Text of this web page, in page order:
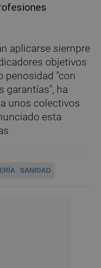
aplicarse siempre
objetivos
penosidad "con
garantías", ha
unos colectivos
esta
SANIDAD